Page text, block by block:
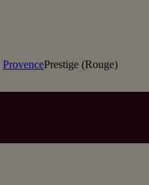
ProvencePrestige (Rouge)